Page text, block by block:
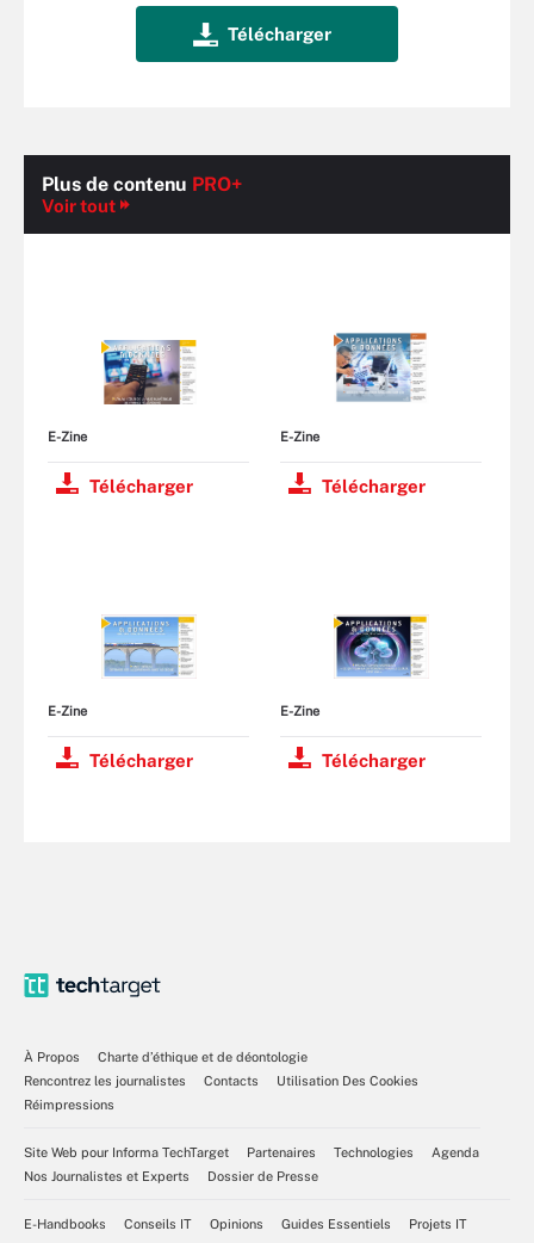
Plus de contenu PRO+
Voir tout
E-Zine
Télécharger
E-Zine
Télécharger
E-Zine
Télécharger
E-Zine
Télécharger
À Propos
Charte d’éthique et de déontologie
Rencontrez les journalistes
Contacts
Utilisation Des Cookies
Réimpressions
Site Web pour Informa TechTarget Partenaires Technologies
Agenda
Nos Journalistes et Experts
Dossier de Presse
E-Handbooks Conseils IT Opinions Guides Essentiels Projets IT